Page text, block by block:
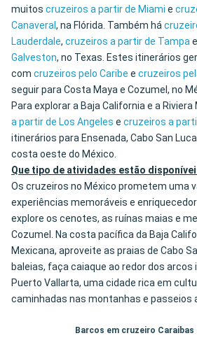
muitos cruzeiros a partir de Miami e
Canaveral, na Flórida. Também há
Lauderdale, cruzeiros a partir de Tampae
Galveston, no Texas. Estes itinerários
com cruzeiros pelo Caribe e cruzeiros
seguir para Costa Maya e Cozumel, no
Para explorar a Baja California e a Riviera
a partir de Los Angeles e cruzeiros a
itinerários para Ensenada, Cabo San
costa oeste do México.
Que tipo de atividades estão
Os cruzeiros no México prometem uma
experiências memoráveis e
explore os cenotes, as ruínas maias e
Cozumel. Na costa pacífica da Baja
Mexicana, aproveite as praias de Cabo
baleias, faça caiaque ao redor dos
Puerto Vallarta, uma cidade rica em
caminhadas nas montanhas e passeios
Barcos em cruzeiro Caraibas